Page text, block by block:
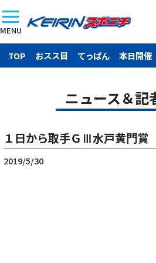
MENU
TOP おスス目 てっぱん 本日開催
ニュース＆記
１日から取手ＧⅢ水戸黄門
2019/5/30